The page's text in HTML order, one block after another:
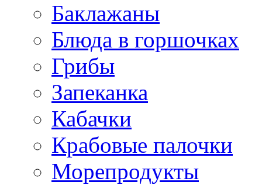
Баклажаны
Блюда в горшочках
Грибы
Запеканка
Кабачки
Крабовые палочки
Морепродукты